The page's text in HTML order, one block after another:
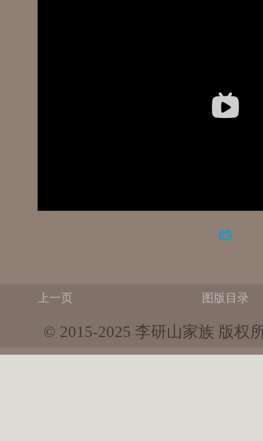
上一页 图版目录
© 2015-2025 李研山家族 版权